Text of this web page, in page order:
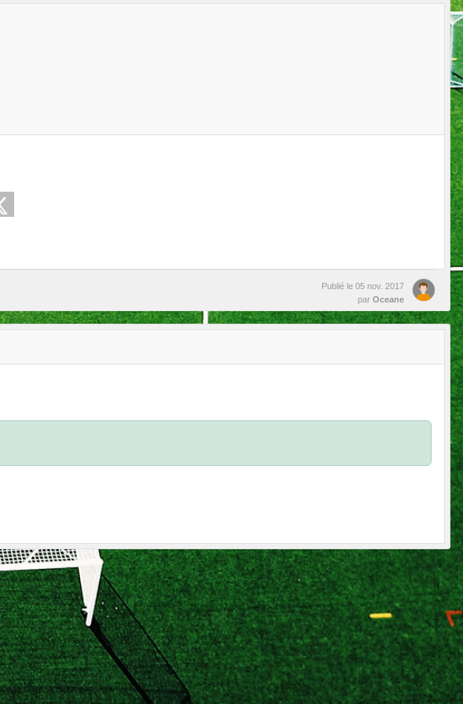
Publié le 05 nov. 2017
par Oceane